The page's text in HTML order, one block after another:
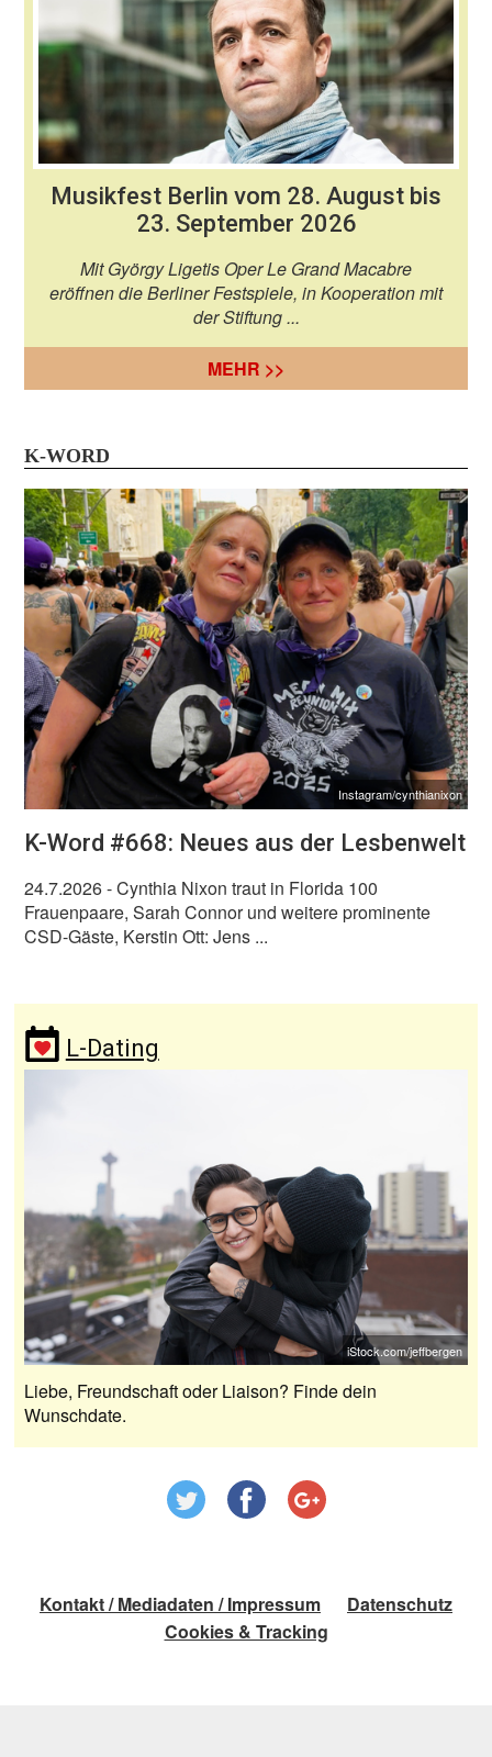
Musikfest Berlin vom 28. August bis
23. September 2026
Mit György Ligetis Oper Le Grand Macabre
eröffnen die Berliner Festspiele, in Kooperation mit
der Stiftung ...
MEHR >>
K-WORD
Instagram/cynthianixon
K-Word #668: Neues aus der Lesbenwelt
24.7.2026- Cynthia Nixon traut in Florida 100
Frauenpaare, Sarah Connor und weitere prominente
CSD-Gäste, Kerstin Ott: Jens ...
L-Dating
iStock.com/jeffbergen
Liebe, Freundschaft oder Liaison? Finde dein
Wunschdate.
Kontakt / Mediadaten / Impressum
Datenschutz
Cookies & Tracking